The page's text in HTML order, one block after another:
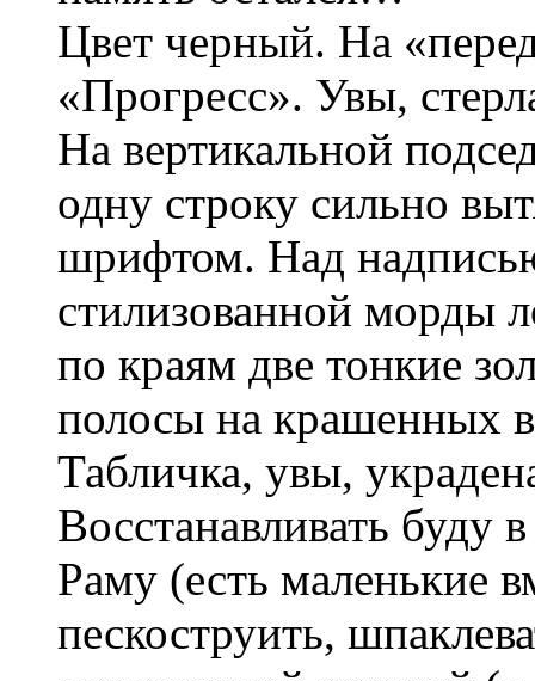
Цвет черный. На
«Прогресс». Увы,
На вертикальной
одну строку сильно
шрифтом. Над
стилизованной морды
по краям две тонкие
полосы на крашенных
Табличка, увы,
Восстанавливать буду
Раму (есть маленькие
пескоструить,